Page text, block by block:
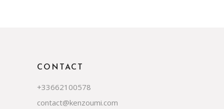
CONTACT
+33662100578
contact@kenzoumi.com